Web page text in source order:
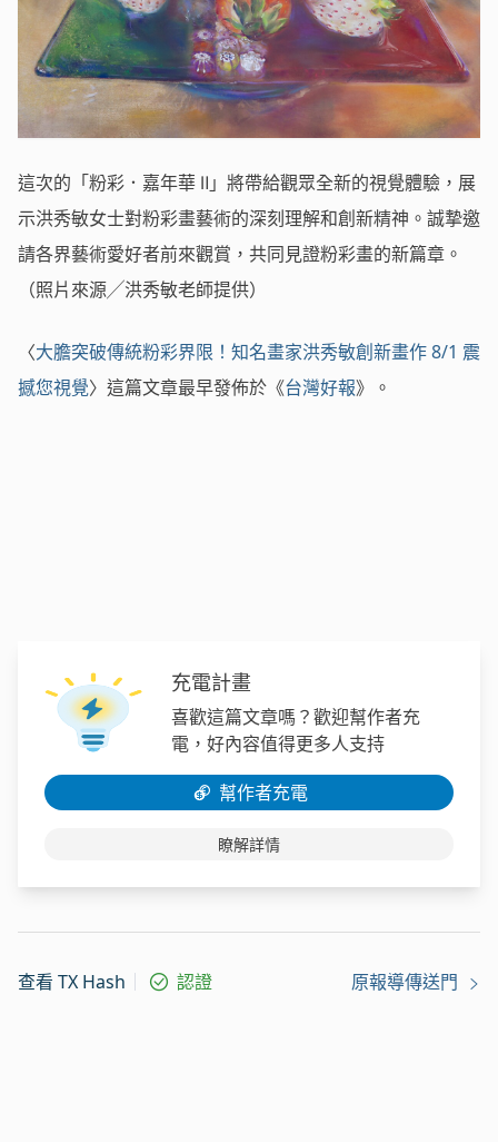
這次的「粉彩．嘉年華 Ⅱ」將帶給觀眾全新的視覺體驗，展
示洪秀敏女士對粉彩畫藝術的深刻理解和創新精神。誠摯邀
請各界藝術愛好者前來觀賞，共同見證粉彩畫的新篇章。
（照片來源╱洪秀敏老師提供）
〈大膽突破傳統粉彩界限！知名畫家洪秀敏創新畫作 8/1 震
撼您視覺〉這篇文章最早發佈於《台灣好報》。
充電計畫
喜歡這篇文章嗎？歡迎幫作者充
電，好內容值得更多人支持
幫作者充電
瞭解詳情
查看 TX Hash 認證 原報導傳送門